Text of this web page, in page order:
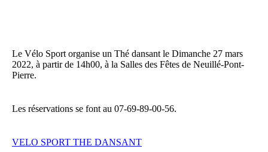
Le Vélo Sport organise un Thé dansant le Dimanche 27 mars
2022, à partir de 14h00, à la Salles des Fêtes de Neuillé-Pont-
Pierre.
Les réservations se font au 07-69-89-00-56.
VELO SPORT THE DANSANT